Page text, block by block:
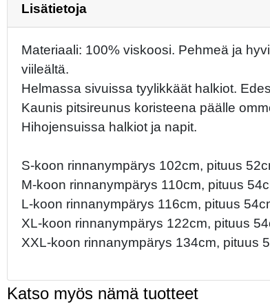
Lisätietoja
Materiaali: 100% viskoosi. Pehmeä ja
viileältä.
Helmassa sivuissa tyylikkäät halkiot.
Kaunis pitsireunus koristeena päälle
Hihojensuissa halkiot ja napit.
S-koon rinnanympärys 102cm, pituus
M-koon rinnanympärys 110cm, pituus
L-koon rinnanympärys 116cm, pituus
XL-koon rinnanympärys 122cm, pituus
XXL-koon rinnanympärys 134cm, pituus
Katso myös nämä tuotteet